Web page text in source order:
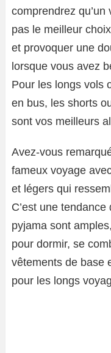
comprendrez
pas le meilleur
et provoquer une
lorsque vous avez
Pour les longs vols
en bus, les shorts
sont vos meilleurs
Avez-vous
fameux voyage
et légers qui
C’est une
pyjama sont
pour dormir, se
vêtements de base
pour les longs